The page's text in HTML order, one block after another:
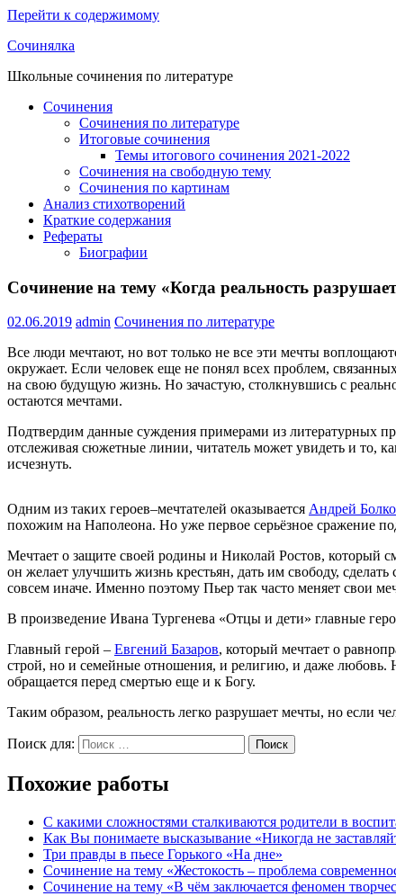
Перейти к содержимому
Сочинялка
Школьные сочинения по литературе
Сочинения
Сочинения по литературе
Итоговые сочинения
Темы итогового сочинения 2021-2022
Сочинения на свободную тему
Сочинения по картинам
Анализ стихотворений
Краткие содержания
Рефераты
Биографии
Сочинение на тему «Когда реальность
02.06.2019 admin Сочинения по литературе
Все люди мечтают, но вот только не все эти мечты
окружает. Если человек еще не понял всех проблем,
на свою будущую жизнь. Но зачастую, столкнувшись с
остаются мечтами.
Подтвердим данные суждения примерами из литературных
отслеживая сюжетные линии, читатель может увидеть и то,
исчезнуть.
Одним из таких героев–мечтателей оказывается Андрей
похожим на Наполеона. Но уже первое серьёзное сражение
Мечтает о защите своей родины и Николай Ростов, который
он желает улучшить жизнь крестьян, дать им свободу,
совсем иначе. Именно поэтому Пьер так часто меняет свои
В произведение Ивана Тургенева «Отцы и дети» главные
Главный герой – Евгений Базаров, который мечтает о
строй, но и семейные отношения, и религию, и даже любовь.
обращается перед смертью еще и к Богу.
Таким образом, реальность легко разрушает мечты, но если
Поиск для: Поиск
Похожие работы
С какими сложностями сталкиваются родители в
Как Вы понимаете высказывание «Никогда не
Три правды в пьесе Горького «На дне»
Сочинение на тему «Жестокость – проблема
Сочинение на тему «В чём заключается феномен